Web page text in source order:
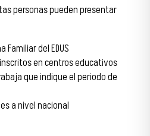
personas pueden presentar
Familiar del EDUS
en centros educativos
que indique el periodo de
a nivel nacional